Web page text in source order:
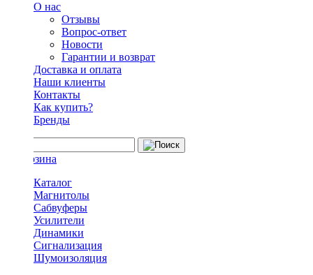
О нас
Отзывы
Вопрос-ответ
Новости
Гарантии и возврат
Доставка и оплата
Наши клиенты
Контакты
Как купить?
Бренды
Каталог
Магнитолы
Сабвуферы
Усилители
Динамики
Сигнализация
Шумоизоляция